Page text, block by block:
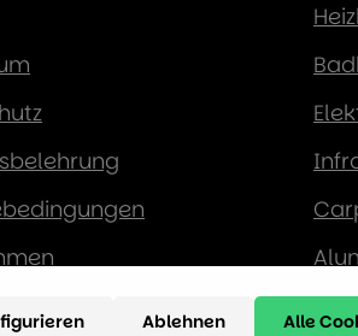
Ablehnen Alle